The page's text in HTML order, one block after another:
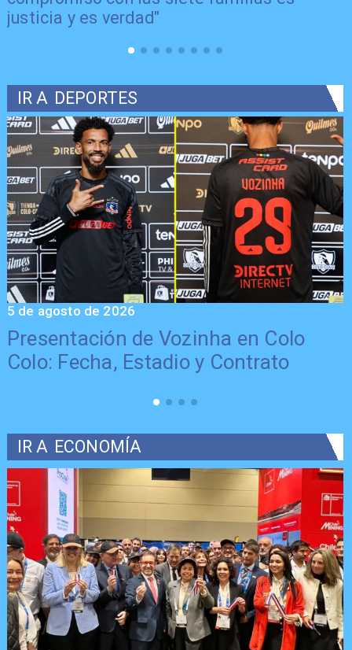
justicia y es verdad"
IR A DEPORTES
Presentación de Vozinha en Colo
Colo: Fecha, Estadio y Contrato
5 de agosto de 2026
IR A ECONOMÍA